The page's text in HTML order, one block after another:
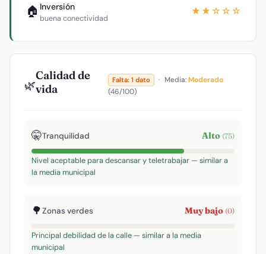
🏠 Inversión
buena conectividad
★★☆☆☆
🌿
Calidad de
vida
Falta: 1 dato · Media:Moderado
(46/100)
🤫Tranquilidad Alto (75)
Nivel aceptable para descansar y teletrabajar — similar a
la media municipal
🌳Zonas verdes Muy bajo (0)
Principal debilidad de la calle — similar a la media
municipal